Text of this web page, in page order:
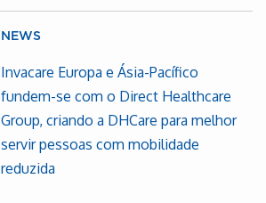
NEWS
Invacare Europa e Ásia-Pacífico
fundem-se com o Direct Healthcare
Group, criando a DHCare para melhor
servir pessoas com mobilidade
reduzida